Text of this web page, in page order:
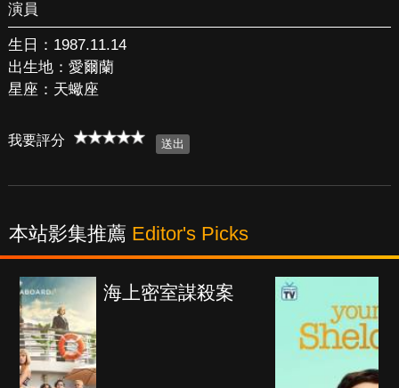
演員
生日：1987.11.14
出生地：愛爾蘭
星座：天蠍座
我要評分
本站影集推薦 Editor's Picks
室謀殺案